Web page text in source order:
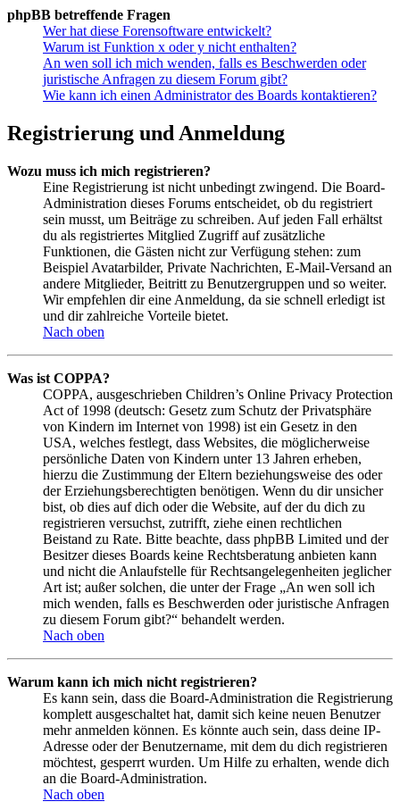
phpBB betreffende Fragen
Wer hat diese Forensoftware entwickelt?
Warum ist Funktion x oder y nicht enthalten?
An wen soll ich mich wenden, falls es Beschwerden oder
juristische Anfragen zu diesem Forum gibt?
Wie kann ich einen Administrator des Boards kontaktieren?
Registrierung und Anmeldung
Wozu muss ich mich registrieren?
Eine Registrierung ist nicht unbedingt zwingend. Die Board-
Administration dieses Forums entscheidet, ob du registriert
sein musst, um Beiträge zu schreiben. Auf jeden Fall erhältst
du als registriertes Mitglied Zugriff auf zusätzliche
Funktionen, die Gästen nicht zur Verfügung stehen: zum
Beispiel Avatarbilder, Private Nachrichten, E-Mail-Versand an
andere Mitglieder, Beitritt zu Benutzergruppen und so weiter.
Wir empfehlen dir eine Anmeldung, da sie schnell erledigt ist
und dir zahlreiche Vorteile bietet.
Nach oben
Was ist COPPA?
COPPA, ausgeschrieben Children’s Online Privacy Protection
Act of 1998 (deutsch: Gesetz zum Schutz der Privatsphäre
von Kindern im Internet von 1998) ist ein Gesetz in den
USA, welches festlegt, dass Websites, die möglicherweise
persönliche Daten von Kindern unter 13 Jahren erheben,
hierzu die Zustimmung der Eltern beziehungsweise des oder
der Erziehungsberechtigten benötigen. Wenn du dir unsicher
bist, ob dies auf dich oder die Website, auf der du dich zu
registrieren versuchst, zutrifft, ziehe einen rechtlichen
Beistand zu Rate. Bitte beachte, dass phpBB Limited und der
Besitzer dieses Boards keine Rechtsberatung anbieten kann
und nicht die Anlaufstelle für Rechtsangelegenheiten jeglicher
Art ist; außer solchen, die unter der Frage „An wen soll ich
mich wenden, falls es Beschwerden oder juristische Anfragen
zu diesem Forum gibt?“ behandelt werden.
Nach oben
Warum kann ich mich nicht registrieren?
Es kann sein, dass die Board-Administration die Registrierung
komplett ausgeschaltet hat, damit sich keine neuen Benutzer
mehr anmelden können. Es könnte auch sein, dass deine IP-
Adresse oder der Benutzername, mit dem du dich registrieren
möchtest, gesperrt wurden. Um Hilfe zu erhalten, wende dich
an die Board-Administration.
Nach oben